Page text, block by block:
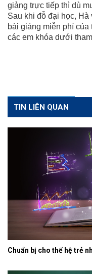
giảng trực tiếp thì dù
Sau khi đỗ đại học,
bài giảng miễn phí của
các em khóa dưới
TIN LIÊN QUAN
Chuẩn bị cho thế hệ trẻ